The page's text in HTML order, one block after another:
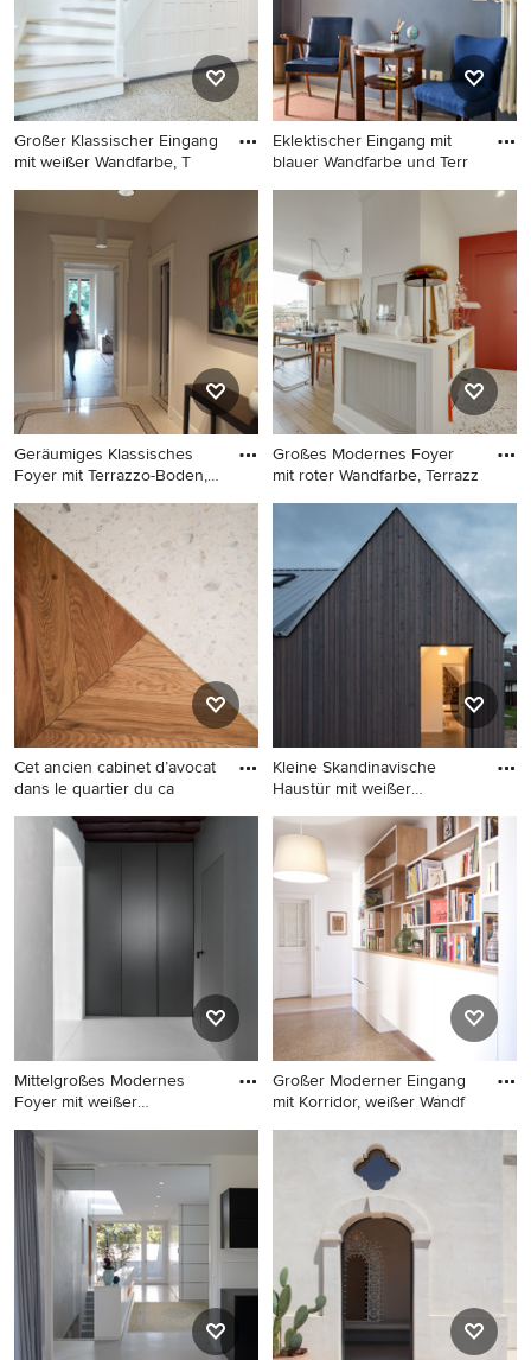
Großer Klassischer Eingang
mit weißer Wandfarbe, T
Großer Klassischer Eingang
mit weißer Wandfarbe,
Terrazzo-Boden, vertäfelten
Wänden und Treppe in
Hamburg
Eklektischer Eingang mit
blauer Wandfarbe und Terr
Eklektischer Eingang mit
Terrazzo-Boden in Rom
Geräumiges Klassisches
Foyer mit Terrazzo-Boden,
Geräumiges Klassisches
Foyer mit Terrazzo-Boden,
weißer Haustür, beigem
Boden und grauer Wandfarbe
in Mailand
Großes Modernes Foyer
mit roter Wandfarbe, Terrazz
Großes Modernes Foyer mit
roter Wandfarbe, Terrazzo-
Boden und weißem Boden in
Paris
Cet ancien cabinet d’avocat
dans le quartier du ca
Großer Klassischer Eingang
mit Korridor, weißer
Wandfarbe, Terrazzo-Boden,
Doppeltür, weißer Haustür
Kleine Skandinavische
Haustür mit weißer
Kleine Skandinavische
Haustür mit weißer
Wandfarbe, Einzeltür, brauner
Haustür, schwarzem Boden
und Terrazzo-Boden in
Hamburg
Mittelgroßes Modernes
Foyer mit weißer
Mittelgroßes Modernes
Foyer mit weißer Wandfarbe,
Terrazzo-Boden, Einzeltür,
weißer Haustür, grauem
Boden und freigelegten
Dachbalken in Sonstige
Großer Moderner Eingang
mit Korridor, weißer Wandf
Großer Moderner Eingang
mit Korridor, weißer
Wandfarbe, Terrazzo-Boden
und beigem Boden in
Montpellier